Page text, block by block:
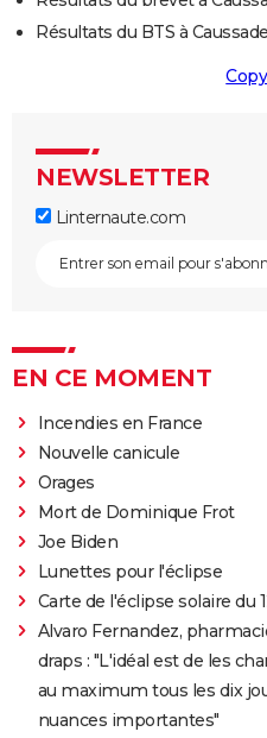
Résultats du BTS à Caussade
NEWSLETTER
Linternaute.com
EN CE MOMENT
Incendies en France
Nouvelle canicule
Orages
Mort de Dominique Frot
Joe Biden
Lunettes pour l'éclipse
Carte de l'éclipse solaire du
Alvaro Fernandez,
draps : "L'idéal est de les
au maximum tous les dix
nuances importantes"